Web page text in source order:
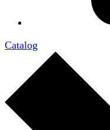
Catalog